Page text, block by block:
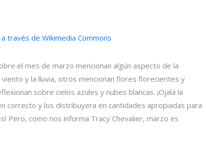
través de Wikimedia Commons
el mes de marzo mencionan algún aspecto de la
y la lluvia, otros mencionan flores florecientes y
sobre cielos azules y nubes blancas. ¡Ojalá la
correcto y los distribuyera en cantidades apropiadas para
Pero, como nos informa Tracy Chevalier, marzo es